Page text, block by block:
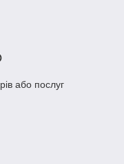
або послуг